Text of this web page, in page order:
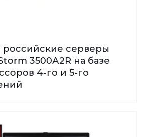
серверы
3500А2R на базе
4-го и 5-го